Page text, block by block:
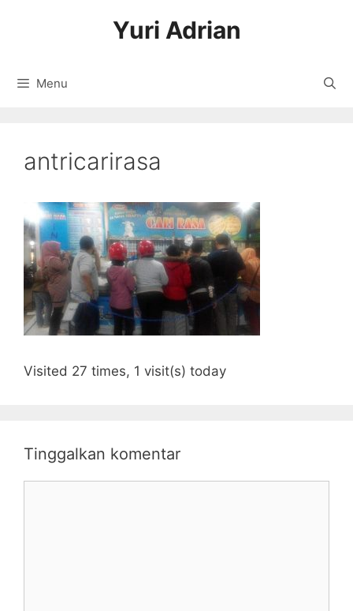
Yuri Adrian
Menu
antricarirasa
Visited 27 times, 1 visit(s) today
Tinggalkan komentar